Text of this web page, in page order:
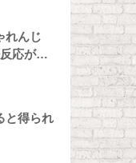
れんじ
応が…
と得られ